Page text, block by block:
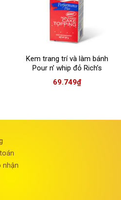
Kem trang trí và làm bánh
Pour n’ whip đỏ Rich’s
69.749₫
nhận